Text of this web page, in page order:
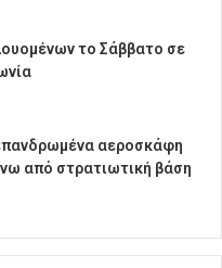
το Σάββατο σε
αεροσκάφη
από στρατιωτική βάση